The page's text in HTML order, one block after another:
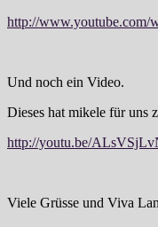
http://www.youtube.com/
Und noch ein Video.
Dieses hat mikele für uns
http://youtu.be/
Viele Grüsse und Viva